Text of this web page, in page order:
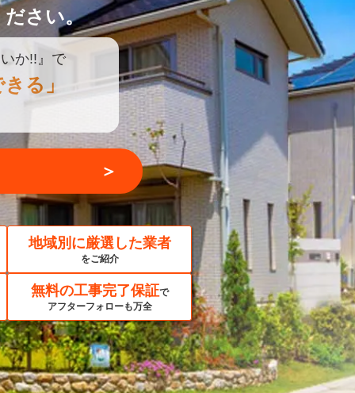
ださい。
か!!』で
る」
＞
地域別に厳選した業者
をご紹介
無料の工事完了保証で
アフターフォローも万全